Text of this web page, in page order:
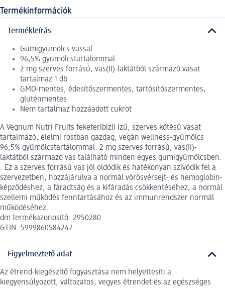
Termékinformációk
Termékleírás
Gumigyümölcs vassal
96,5% gyümölcstartalommal
2 mg szerves forrású, vas(II)-laktátból származó vasat
tartalmaz 1 db
GMO-mentes, édesítőszermentes, tartósítószermentes,
gluténmentes
Nem tartalmaz hozzáadott cukrot
A Vegnum Nutri Fruits feketeribizli ízű, szerves kötésű vasat
tartalmazó, élelmi rostban gazdag, vegán wellness-gyümölcs
96,5% gyümölcstartalommal. 2 mg szerves forrású, vas(II)-
laktátból származó vas található minden egyes gumigyümölcsben.
. Ez a szerves forrású vas jól oldódik és hatékonyan szívódik fel a
szervezetben, hozzájárulva a normál vörösvérsejt- és hemoglobin-
képződéshez, a fáradtság és a kifáradás csökkentéséhez, a normál
szellemi működés fenntartásához és az immunrendszer normál
működéséhez.
dm termékazonosító: 2950280
GTIN: 5999860584247
Figyelmeztető adat
Az étrend-kiegészítő fogyasztása nem helyettesíti a
kiegyensúlyozott, változatos, vegyes étrendet és az egészséges